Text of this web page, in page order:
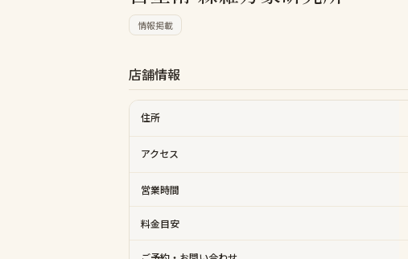
情報掲載
店舗情報
住所
アクセス
営業時間
料金目安